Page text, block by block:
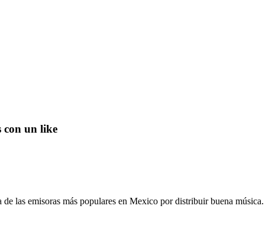
con un like
las emisoras más populares en Mexico por distribuir buena música.